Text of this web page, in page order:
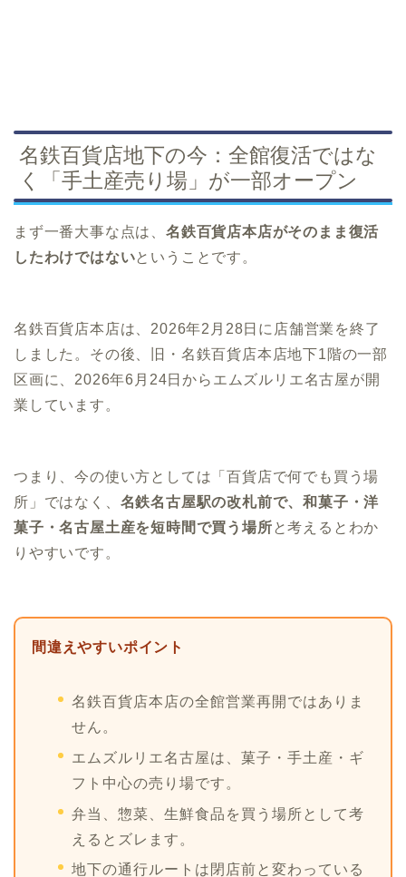
名鉄百貨店地下の今：全館復活ではな
く「手土産売り場」が一部オープン
まず一番大事な点は、 名鉄百貨店本店がそのまま復活
したわけではないということです。
名鉄百貨店本店は、2026年2月28日に店舗営業を終了
しました。その後、旧・名鉄百貨店本店地下1階の一部
区画に、2026年6月24日からエムズルリエ名古屋が開
業しています。
つまり、今の使い方としては「百貨店で何でも買う場
所」ではなく、 名鉄名古屋駅の改札前で、和菓子・洋
菓子・名古屋土産を短時間で買う場所と考えるとわか
りやすいです。
間違えやすいポイント
名鉄百貨店本店の全館営業再開ではありま
せん。
エムズルリエ名古屋は、菓子・手土産・ギ
フト中心の売り場です。
弁当、惣菜、生鮮食品を買う場所として考
えるとズレます。
地下の通行ルートは閉店前と変わっている